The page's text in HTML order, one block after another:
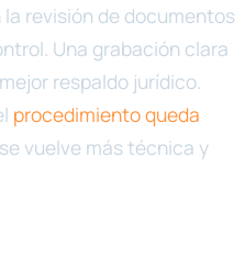
revisión de documentos
Una grabación clara
respaldo jurídico.
procedimiento queda
vuelve más técnica y